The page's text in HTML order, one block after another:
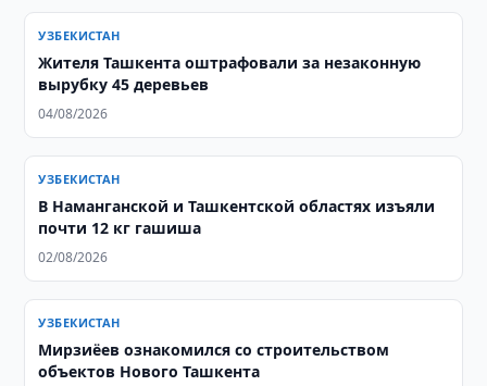
УЗБЕКИСТАН
Жителя Ташкента оштрафовали за незаконную
вырубку 45 деревьев
04/08/2026
УЗБЕКИСТАН
В Наманганской и Ташкентской областях изъяли
почти 12 кг гашиша
02/08/2026
УЗБЕКИСТАН
Мирзиёев ознакомился со строительством
объектов Нового Ташкента